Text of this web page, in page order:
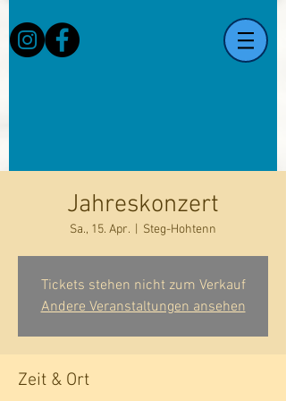
Jahreskonzert
Sa., 15. Apr. Steg-Hohtenn
Tickets stehen nicht zum Verkauf
Andere Veranstaltungen ansehen
Zeit & Ort